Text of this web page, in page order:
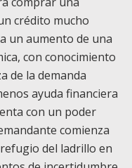
crédito mucho
un aumento de una
con conocimiento
de la demanda
ayuda financiera
con un poder
comienza
del ladrillo en